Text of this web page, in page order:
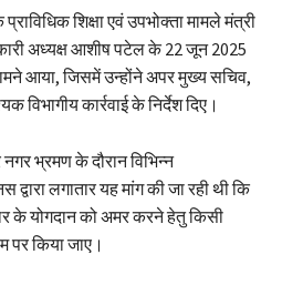
शिक्षा एवं उपभोक्ता मामले मंत्री
अध्यक्ष आशीष पटेल के 22 जून 2025
आया, जिसमें उन्होंने अपर मुख्य सचिव,
विभागीय कार्रवाई के निर्देश दिए।
भ्रमण के दौरान विभिन्न
लगातार यह मांग की जा रही थी कि
के योगदान को अमर करने हेतु किसी
किया जाए।